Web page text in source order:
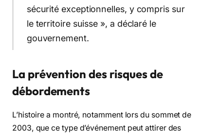
sécurité exceptionnelles, y compris sur
le territoire suisse », a déclaré le
gouvernement.
La prévention des risques de
débordements
L’histoire a montré, notamment lors du sommet de
2003, que ce type d’événement peut attirer des